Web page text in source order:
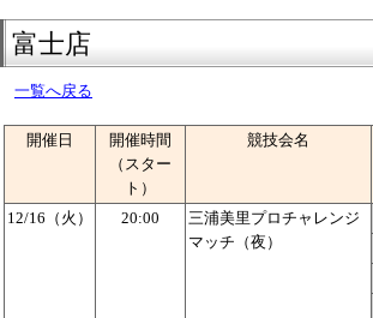
富士店
一覧へ戻る
開催日
開催時間
（スター
ト）
競技会名
12/16（火） 20:00
三浦美里プロチャレンジ
マッチ（夜）